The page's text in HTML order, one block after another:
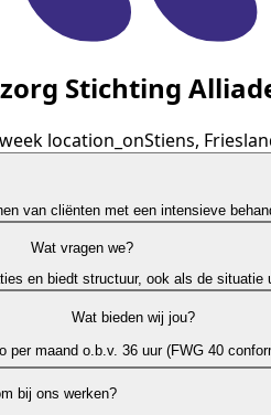
Stichting
location_onStiens,
van cliënten met een intensieve
Wat vragen we?
en biedt structuur, ook als de situatie
Wat bieden wij jou?
per maand o.b.v. 36 uur (FWG 40
bij ons werken?